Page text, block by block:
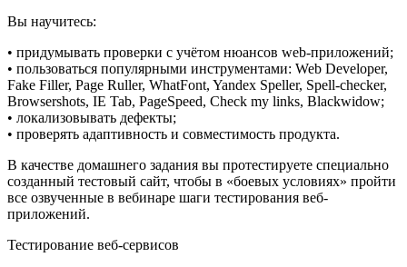
Вы научитесь:
• придумывать проверки с учётом нюансов web-приложений;
• пользоваться популярными инструментами: Web Developer,
Fake Filler, Page Ruller, WhatFont, Yandex Speller, Spell-checker,
Browsershots, IE Tab, PageSpeed, Check my links, Blackwidow;
• локализовывать дефекты;
• проверять адаптивность и совместимость продукта.
В качестве домашнего задания вы протестируете специально
созданный тестовый сайт, чтобы в «боевых условиях» пройти
все озвученные в вебинаре шаги тестирования веб-
приложений.
Тестирование веб-сервисов